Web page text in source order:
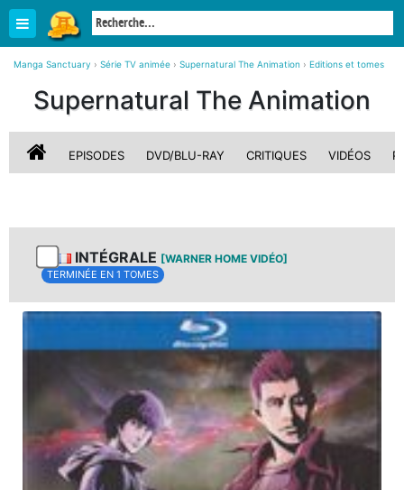
Manga Sanctuary › Série TV animée › Supernatural The Animation › Editions et tomes
Supernatural The Animation
EPISODES DVD/BLU-RAY CRITIQUES VIDÉOS
INTÉGRALE [WARNER HOME VIDÉO]
TERMINÉE EN 1 TOMES